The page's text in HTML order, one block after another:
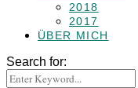
2018
2017
ÜBER MICH
Search for: